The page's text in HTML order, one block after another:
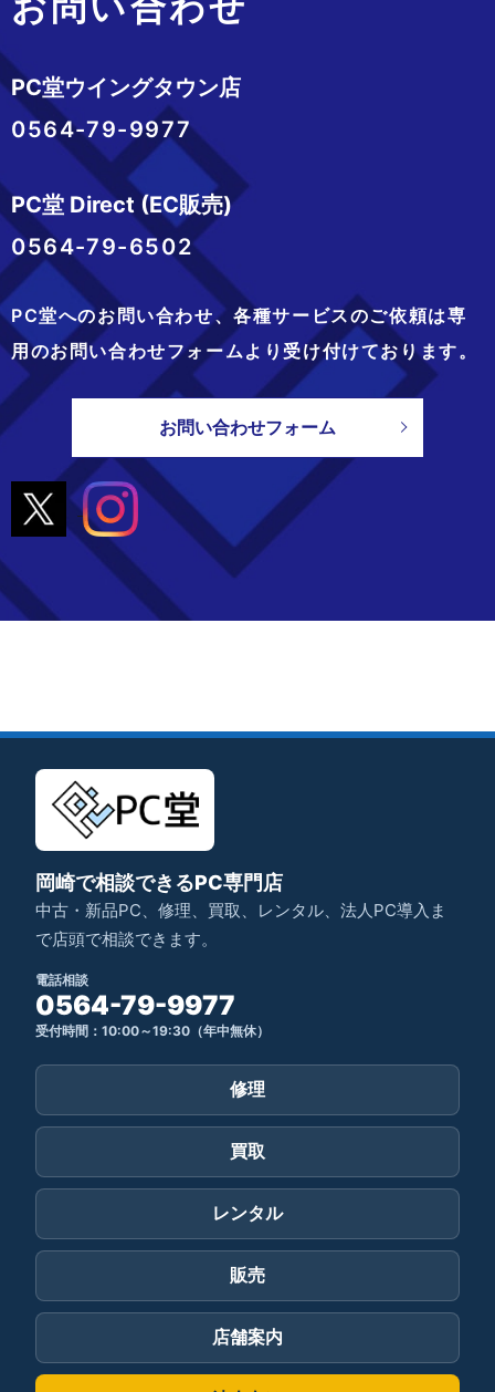
PC堂ウイングタウン店
0564-79-9977
PC堂 Direct (EC販売)
0564-79-6502
PC堂へのお問い合わせ、各種サービスのご依頼は専
用のお問い合わせフォームより 受け付けております。
お問い合わせフォーム
岡崎で相談できるPC専門店
中古・新品PC、修理、買取、レンタル、法人PC導入ま
で店頭で相談できます。
電話相談
0564-79-9977
受付時間：10:00～19:30（年中無休）
修理
買取
レンタル
販売
店舗案内